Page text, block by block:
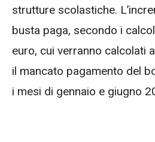
strutture scolastiche.
busta paga, secondo i
euro, cui verranno calcolati
il mancato pagamento del
i mesi di gennaio e giugno